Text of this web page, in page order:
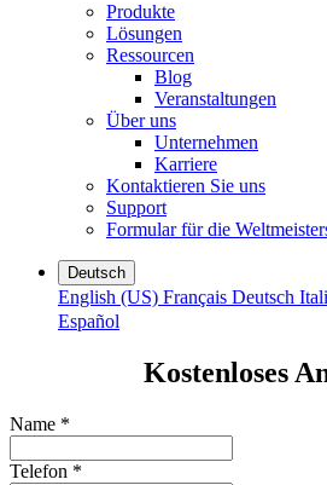
Produkte
Lösungen
Ressourcen
Blog
Veranstaltungen
Über uns
Unternehmen
Karriere
Kontaktieren Sie uns
Support
Formular für die
Deutsch
English (US) Français Deutsch
Español
Kostenloses
Name *
Telefon *